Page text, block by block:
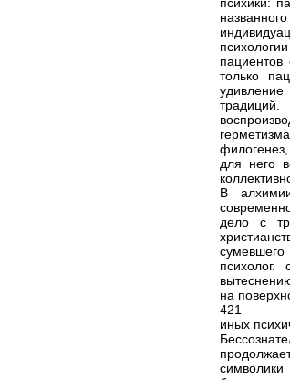
только
для него
В
дело с
психолог.
на
421
иных